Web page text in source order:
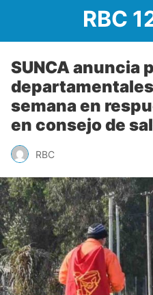
RBC
SUNCA anuncia
semana en
en consejo de
RBC